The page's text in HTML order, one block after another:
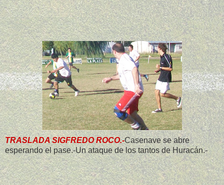
TRASLADA SIGFREDO ROCO.-Casenave se abre
esperando el pase.-Un ataque de los tantos de Huracán.-